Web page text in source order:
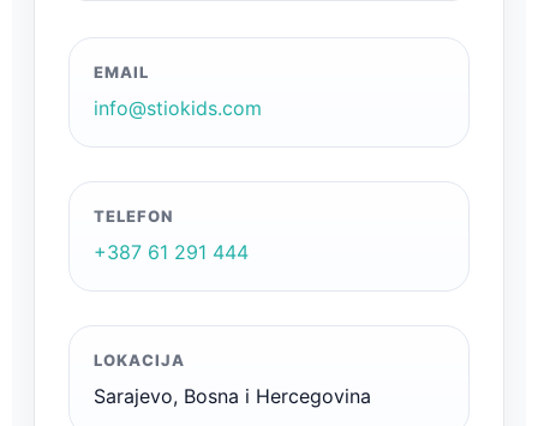
EMAIL
info@stiokids.com
TELEFON
+387 61 291 444
LOKACIJA
Sarajevo, Bosna i Hercegovina